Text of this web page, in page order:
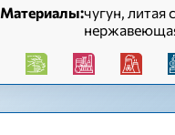
Материалы:чугун, литая